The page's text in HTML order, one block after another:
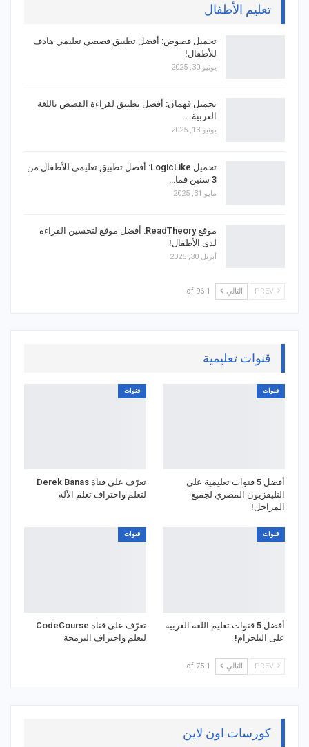
تعليم الأطفال
تحميل قصوص: أفضل تطبيق قصصي تعليمي هادف
للأطفال!
يونيو 30, 2025
تحميل فهمان: أفضل تطبيق لقراءة القصص باللغة
العربية…
يونيو 13, 2025
تحميل LogicLike: أفضل تطبيق تعليمي للأطفال من
3 سنين فما…
مايو 31, 2025
موقع ReadTheory: أفضل موقع لتحسين القراءة
لدى الأطفال!
أبريل 30, 2025
التالي 1 of 96
قنوات تعليمية
قنوات
أفضل 5 قنوات تعليمية على
التليفزيون المصري لجميع
المراحل!
قنوات
تعرّف على قناة Derek Banas
لتعلم واحتراف تعلم الآلة
قنوات
أفضل 5 قنوات تعليم اللغة العربية
على التلجرام!
قنوات
تعرّف على قناة CodeCourse
لتعلم واحتراف البرمجة
التالي 1 of 75
كورسات اون لاين